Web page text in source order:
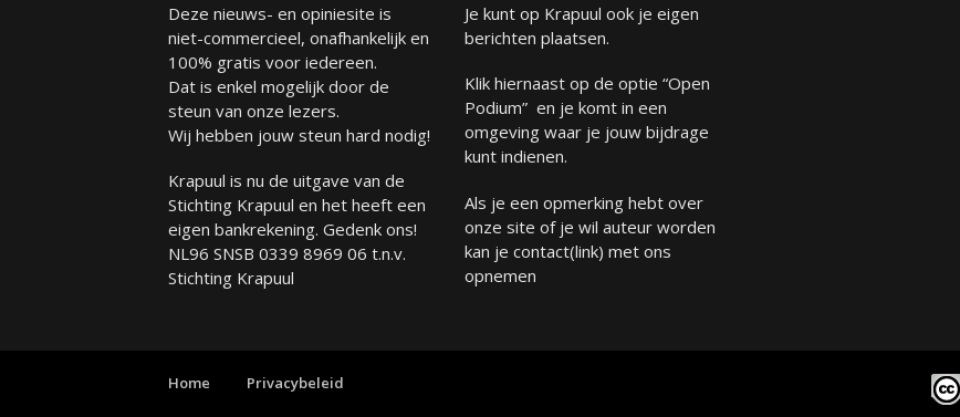
Deze nieuws- en opiniesite is
niet-commercieel, onafhankelijk en
100% gratis voor iedereen.
Dat is enkel mogelijk door de
steun van onze lezers.
Wij hebben jouw steun hard nodig!
Krapuul is nu de uitgave van de
Stichting Krapuul en het heeft een
eigen bankrekening. Gedenk ons!
NL96 SNSB 0339 8969 06 t.n.v.
Stichting Krapuul
Je kunt op Krapuul ook je eigen
berichten plaatsen.
Klik hiernaast op de optie “Open
Podium” en je komt in een
omgeving waar je jouw bijdrage
kunt indienen.
Als je een opmerking hebt over
onze site of je wil auteur worden
kan je contact(link) met ons
opnemen
Home
Privacybeleid